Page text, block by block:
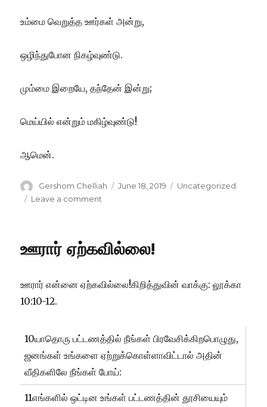
உம்மை வெறுத்த ஊர்கள் அன்று,
ஒழிந்துபோன நிகழ்வுண்டு.
மும்மை இறையே, தந்தேன் இன்று;
மெய்யில் என்றும் மகிழ்வுண்டு!
ஆமென்.
Author
Gershom Chelliah
Posted
June 18, 2019 Categories
Uncategorized
Leave a comment
ஊரார் ஏற்கவில்லை!
ஊரார் என்னை ஏற்கவில்லை!கிறித்துவின் வாக்கு: லூக்கா
10:10-12.
10யாதொரு பட்டணத்தில் நீங்கள் பிரவேசிக்கிறபொழுது,
ஜனங்கள் உங்களை ஏற்றுக்கொள்ளாவிட்டால் அதின்
வீதிகளிலே நீங்கள் போய்:
11எங்களில் ஒட்டின உங்கள் பட்டணத்தின் தூசியையும்